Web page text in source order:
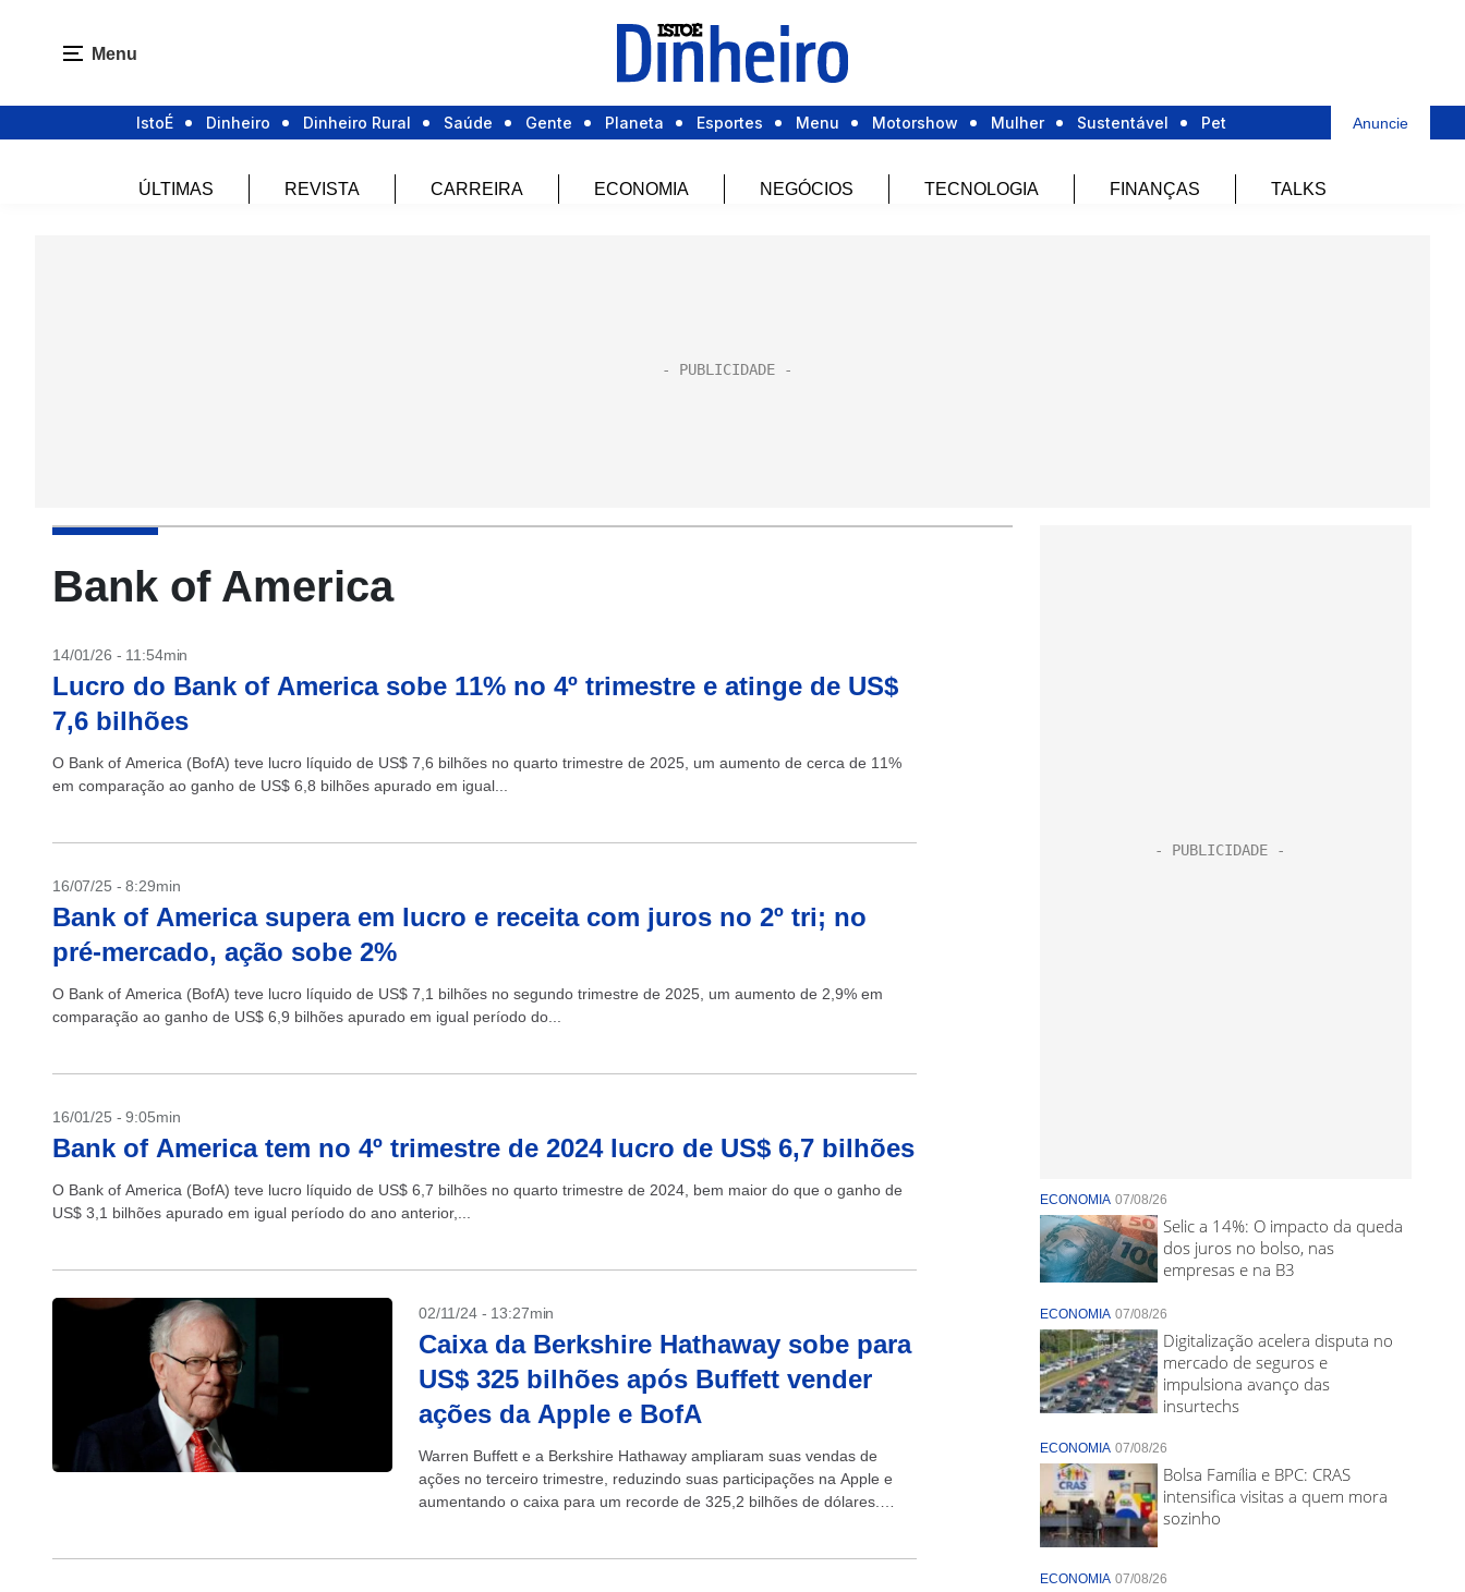
Menu
IstoÉ Dinheiro Dinheiro Rural Saúde Gente Planeta Esportes Menu Motorshow Mulher Sustentável Pet Anuncie
ÚLTIMAS REVISTA CARREIRA ECONOMIA NEGÓCIOS TECNOLOGIA FINANÇAS TALKS
Bank of America
14/01/26 - 11:54min
Lucro do Bank of America sobe 11% no 4º trimestre e atinge de US$
7,6 bilhões
O Bank of America (BofA) teve lucro líquido de US$ 7,6 bilhões no quarto trimestre de 2025, um aumento de cerca de 11%
em comparação ao ganho de US$ 6,8 bilhões apurado em igual...
16/07/25 - 8:29min
Bank of America supera em lucro e receita com juros no 2º tri; no
pré-mercado, ação sobe 2%
O Bank of America (BofA) teve lucro líquido de US$ 7,1 bilhões no segundo trimestre de 2025, um aumento de 2,9% em
comparação ao ganho de US$ 6,9 bilhões apurado em igual período do...
16/01/25 - 9:05min
Bank of America tem no 4º trimestre de 2024 lucro de US$ 6,7 bilhões
O Bank of America (BofA) teve lucro líquido de US$ 6,7 bilhões no quarto trimestre de 2024, bem maior do que o ganho de
US$ 3,1 bilhões apurado em igual período do ano anterior,...
02/11/24 - 13:27min
Caixa da Berkshire Hathaway sobe para
US$ 325 bilhões após Buffett vender
ações da Apple e BofA
Warren Buffett e a Berkshire Hathaway ampliaram suas vendas de
ações no terceiro trimestre, reduzindo suas participações na Apple e
aumentando o caixa para um recorde de 325,2 bilhões de dólares.
ECONOMIA 07/08/26
Selic a 14%: O impacto da queda
dos juros no bolso, nas
empresas e na B3
ECONOMIA 07/08/26
Digitalização acelera disputa no
mercado de seguros e
impulsiona avanço das
insurtechs
ECONOMIA 07/08/26
Bolsa Família e BPC: CRAS
intensifica visitas a quem mora
sozinho
ECONOMIA 07/08/26